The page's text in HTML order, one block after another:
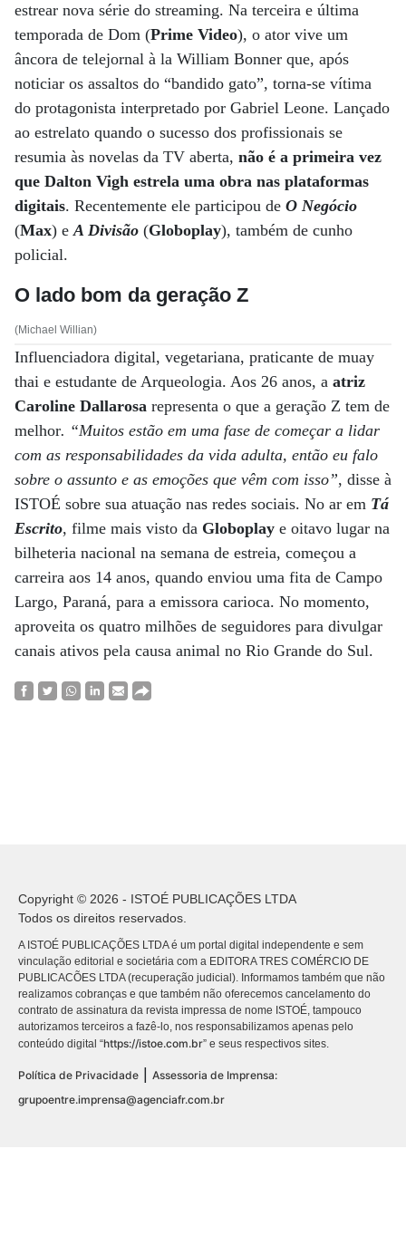
estrear nova série do streaming. Na terceira e última
temporada de Dom (Prime Video), o ator vive um
âncora de telejornal à la William Bonner que, após
noticiar os assaltos do “bandido gato”, torna-se vítima
do protagonista interpretado por Gabriel Leone. Lançado
ao estrelato quando o sucesso dos profissionais se
resumia às novelas da TV aberta, não é a primeira vez
que Dalton Vigh estrela uma obra nas plataformas
digitais. Recentemente ele participou de O Negócio
(Max) eA Divisão (Globoplay), também de cunho
policial.
O lado bom da geração Z
(Michael Willian)
Influenciadora digital, vegetariana, praticante de muay
thai e estudante de Arqueologia. Aos 26 anos, a atriz
Caroline Dallarosa representa o que a geração Z tem de
melhor. “Muitos estão em uma fase de começar a lidar
com as responsabilidades da vida adulta, então eu falo
sobre o assunto e as emoções que vêm com isso”, disse à
ISTOÉ sobre sua atuação nas redes sociais. No ar em Tá
Escrito, filme mais visto da Globoplay e oitavo lugar na
bilheteria nacional na semana de estreia, começou a
carreira aos 14 anos, quando enviou uma fita de Campo
Largo, Paraná, para a emissora carioca. No momento,
aproveita os quatro milhões de seguidores para divulgar
canais ativos pela causa animal no Rio Grande do Sul.
Copyright © 2026 - ISTOÉ PUBLICAÇÕES LTDA
Todos os direitos reservados.
A ISTOÉ PUBLICAÇÕES LTDA é um portal digital independente e sem
vinculação editorial e societária com a EDITORA TRES COMÉRCIO DE
PUBLICACÕES LTDA (recuperação judicial). Informamos também que não
realizamos cobranças e que também não oferecemos cancelamento do
contrato de assinatura da revista impressa de nome ISTOÉ, tampouco
autorizamos terceiros a fazê-lo, nos responsabilizamos apenas pelo
conteúdo digital “https://istoe.com.br” e seus respectivos sites.
Política de Privacidade
Assessoria de Imprensa:
grupoentre.imprensa@agenciafr.com.br